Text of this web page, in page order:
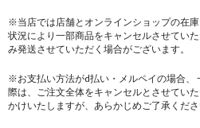
※当店では店舗とオンラインショップの在
状況により一部商品をキャンセルさせてい
み発送させていただく場合がございます。
※お支払い方法がd払い・メルペイの場合、
際は、ご注文全体をキャンセルとさせてい
かけいたしますが、あらかじめご了承くださ